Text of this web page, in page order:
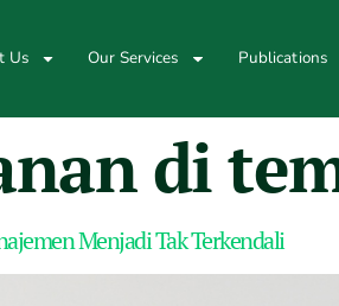
Us Our Services Publications
di
Menjadi Tak Terkendali